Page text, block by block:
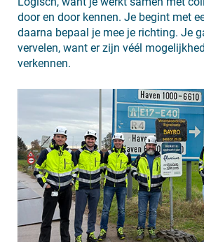
door en door kennen. Je begint met
daarna bepaal je mee je richting. Je
vervelen, want er zijn véél
verkennen.